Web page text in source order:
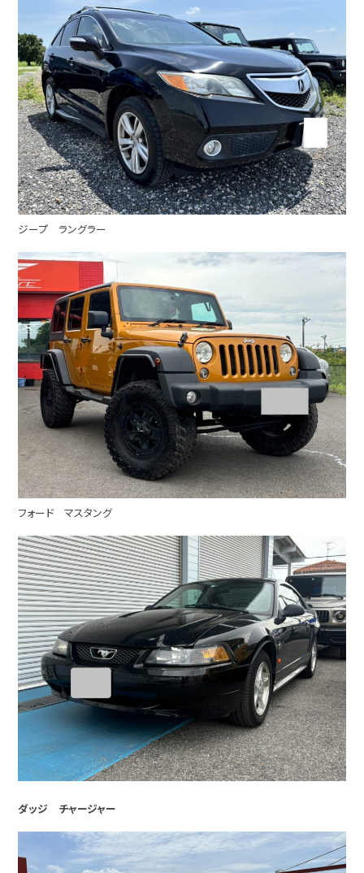
ジープ ラングラー
フォード マスタング
ダッジ チャージャー